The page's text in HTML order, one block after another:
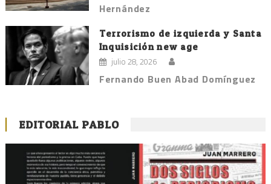
Hernández
Terrorismo de izquierda y Santa
Inquisición new age
julio 28, 2026
Fernando Buen Abad Domínguez
EDITORIAL PABLO